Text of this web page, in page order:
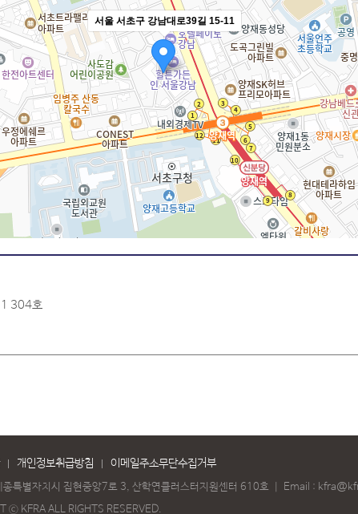
서울 서초구 강남대로39길 15-11
304호
개인정보취급방침 이메일주소무단수집거부
특별자치시 집현중앙7로 3, 산학연클러스터지원센터 610호 Email :
ⓒ KFRA ALL RIGHTS RESERVED.